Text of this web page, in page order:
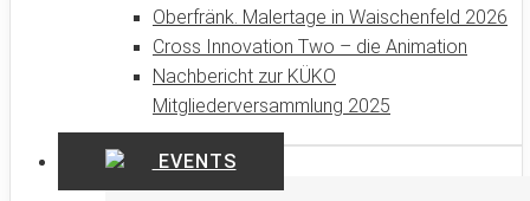
Oberfränk. Malertage in Waischenfeld 2026
Cross Innovation Two – die Animation
Nachbericht zur KÜKO
Mitgliederversammlung 2025
EVENTS